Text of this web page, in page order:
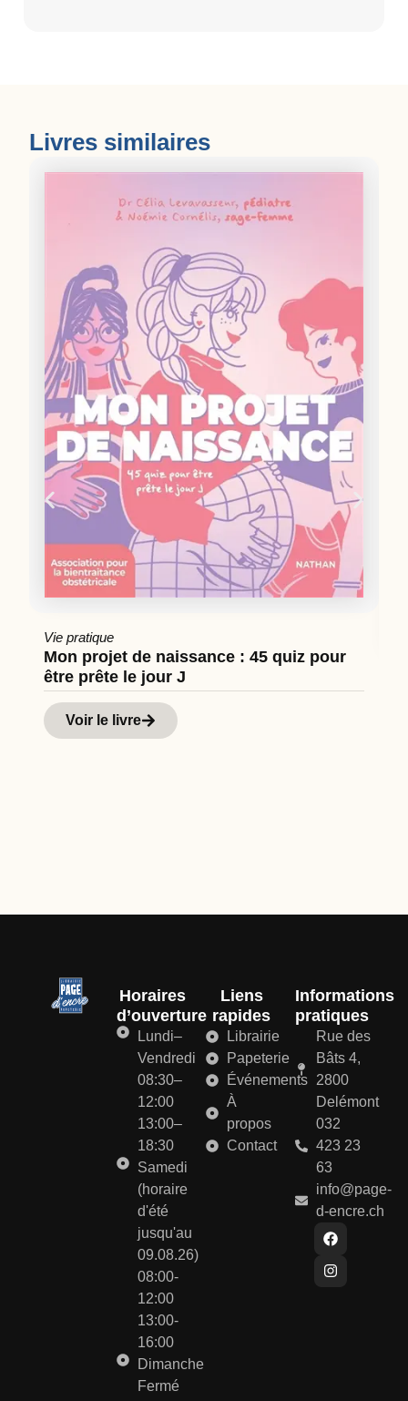
Livres similaires
Vie pratique
Mon projet de naissance : 45 quiz pour
être prête le jour J
Voir le livre
Horaires
d’ouverture
Lundi–
Vendredi
08:30–
12:00
13:00–
18:30
Samedi
(horaire
d'été
jusqu'au
09.08.26)
08:00-
12:00
13:00-
16:00
Dimanche
Fermé
Liens
rapides
Librairie
Papeterie
Événements
À
propos
Contact
Informations
pratiques
Rue des
Bâts 4,
2800
Delémont
032
423 23
63
info@page-
d-encre.ch